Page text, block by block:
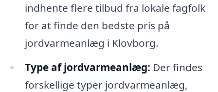
indhente flere tilbud fra lokale fagfolk
for at finde den bedste pris på
jordvarmeanlæg i Klovborg.
Type af jordvarmeanlæg: Der findes
forskellige typer jordvarmeanlæg,